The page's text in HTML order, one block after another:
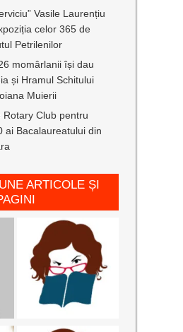
Vasile Laurențiu
celor 365 de
Petrilenilor
momârlanii își dau
și Hramul Schitului
Muierii
Rotary Club pentru
ai Bacalaureatului din
ARTICOLE ȘI